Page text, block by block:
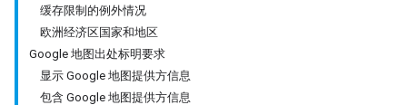
缓存限制的例外情况
欧洲经济区国家和地区
Google 地图出处标明要求
显示 Google 地图提供方信息
包含 Google 地图提供方信息